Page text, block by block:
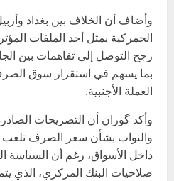
وأضاف أن الخلاف بين بغداد
الجمركية يمثل أحد الملفات
رجح التوصل إلى تفاهمات بين
بما يسهم في استقرار سوق
العملة الأجنبية.
وأكد گوران أن التصريحات
والنواب بشأن سعر الصرف تلعب
داخل الأسواق، رغم أن السياسة
صلاحيات البنك المركزي، الذي